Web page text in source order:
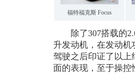
福特福克斯 Focus
除了307搭载的
升发动机，在发动
驾驶之后印证了以
面的表现，至于操